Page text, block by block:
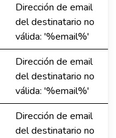
Dirección de email
del destinatario no
válida: '%email%'
Dirección de email
del destinatario no
válida: '%email%'
Dirección de email
del destinatario no